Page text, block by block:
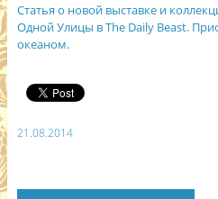
Статья о новой выставке и
Одной Улицы в The Daily Beast.
океаном.
21.08.2014